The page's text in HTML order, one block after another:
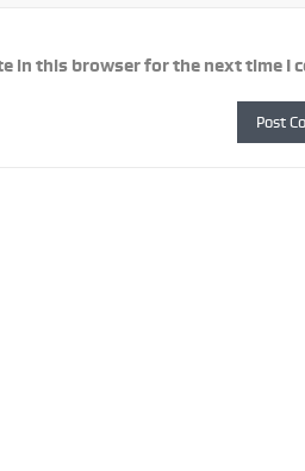
in this browser for the next time I